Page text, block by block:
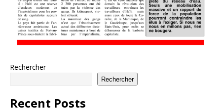
Rechercher
Rechercher
Recent Posts